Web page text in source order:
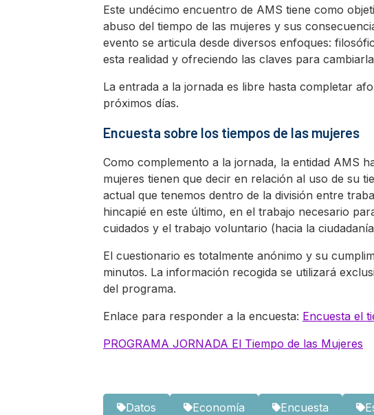
Este undécimo encuentro de AMS tiene como
abuso del tiempo de las mujeres y sus
evento se articula desde diversos enfoques:
esta realidad y ofreciendo las claves para
La entrada a la jornada es libre hasta completar
próximos días.
Encuesta sobre los tiempos de las mujeres
Como complemento a la jornada, la entidad AMS
mujeres tienen que decir en relación al uso de su
actual que tenemos dentro de la división entre
hincapié en este último, en el trabajo necesario
cuidados y el trabajo voluntario (hacia la
El cuestionario es totalmente anónimo y su
minutos. La información recogida se utilizará
del programa.
Enlace para responder a la encuesta: Encuesta el
PROGRAMA JORNADA El Tiempo de las Mujeres
Datos Economía Encuesta